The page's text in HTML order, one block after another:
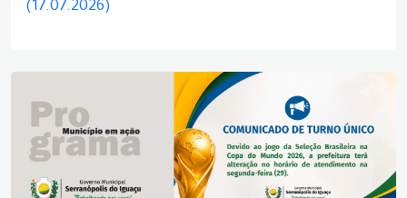
(17.07.2026)